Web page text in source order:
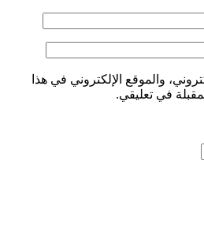
والموقع الإلكتروني في هذا
في تعليقي.